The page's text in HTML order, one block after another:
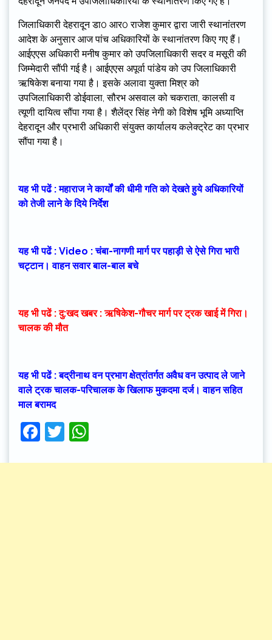
जिलाधिकारी देहरादून डा0 आर0 राजेश कुमार द्वारा जारी स्थानांतरण
आदेश के अनुसार आज पांच अधिकारियों के स्थानांतरण किए गए हैं।
आईएएस अधिकारी मनीष कुमार को उपजिलाधिकारी सदर व मसूरी की
जिम्मेदारी सौंपी गई है। आईएएस अपूर्वा पांडेय को उप जिलाधिकारी
ऋषिकेश बनाया गया है। इसके अलावा युक्ता मिश्र को
उपजिलाधिकारी डोईवाला, सौरभ असवाल को चकराता, कालसी व
त्यूणी दायित्व सौंपा गया है। शैलेंद्र सिंह नेगी को विशेष भूमि अध्याप्ति
देहरादून और प्रभारी अधिकारी संयुक्त कार्यालय कलेक्ट्रेट का प्रभार
सौंपा गया है।
यह भी पढें : महाराज ने कार्यों की धीमी गति को देखते हुये अधिकारियों
को तेजी लाने के दिये निर्देश
यह भी पढें : Video : चंबा-नागणी मार्ग पर पहाड़ी से ऐसे गिरा भारी
चट्टान। वाहन सवार बाल-बाल बचे
यह भी पढें : दु:खद खबर : ऋषिकेश-गौचर मार्ग पर ट्रक खाई में गिरा।
चालक की मौत
यह भी पढें : बद्रीनाथ वन प्रभाग क्षेत्रांतर्गत अवैध वन उत्पाद ले जाने
वाले ट्रक चालक-परिचालक के खिलाफ मुकदमा दर्ज। वाहन सहित
माल बरामद
Facebook
Twitter